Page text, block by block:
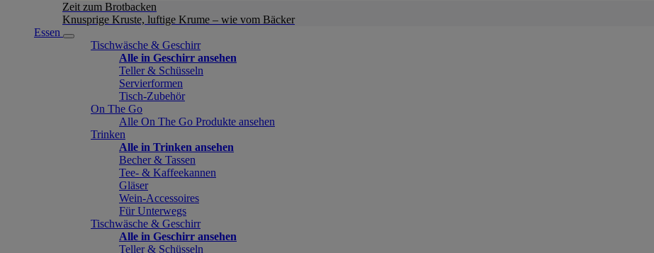
Zeit zum Brotbacken
Knusprige Kruste, luftige Krume – wie vom Bäcker
Essen
Tischwäsche & Geschirr
Alle in Geschirr ansehen
Teller & Schüsseln
Servierformen
Tisch-Zubehör
On The Go
Alle On The Go Produkte ansehen
Trinken
Alle in Trinken ansehen
Becher & Tassen
Tee- & Kaffeekannen
Gläser
Wein-Accessoires
Für Unterwegs
Tischwäsche & Geschirr
Alle in Geschirr ansehen
Teller & Schüsseln